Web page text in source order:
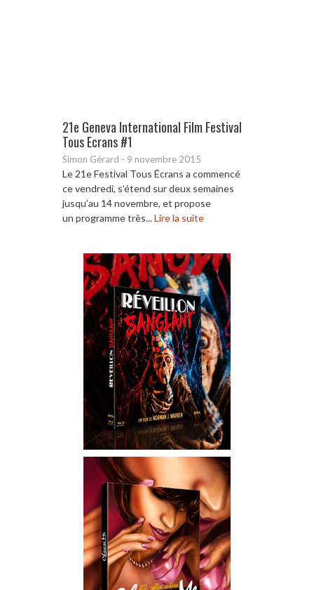
21e Geneva International Film Festival
Tous Ecrans #1
Simon Gérard - 9 novembre 2015
Le 21e Festival Tous Écrans a commencé
ce vendredi, s’étend sur deux semaines
jusqu’au 14 novembre, et propose
un programme très...Lire la suite